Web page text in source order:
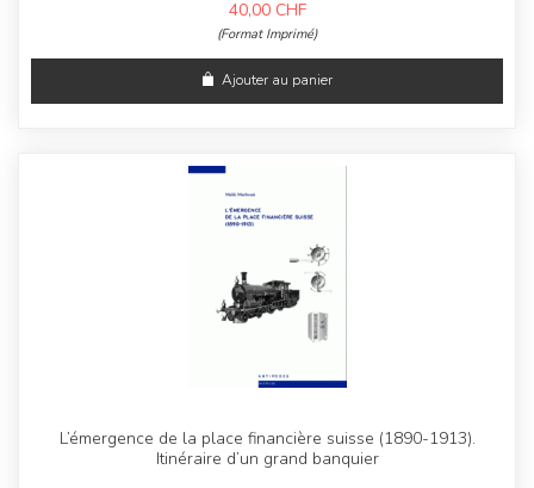
40,00 CHF
(Format Imprimé)
Ajouter au panier
L’émergence de la place financière suisse (1890-1913).
Itinéraire d’un grand banquier